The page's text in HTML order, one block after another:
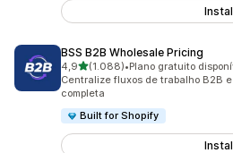
BSS B2B Wholesale Pricing
4,9de 5 estrelas
(1.088)
1088 avaliações ao todo
•Plano gratuito
Centralize fluxos de trabalho B2B
completa
Built for Shopify